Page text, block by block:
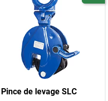
Pince de levage SLC